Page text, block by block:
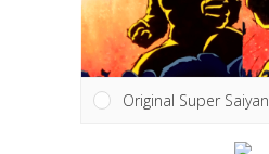
Original Super Saiyan